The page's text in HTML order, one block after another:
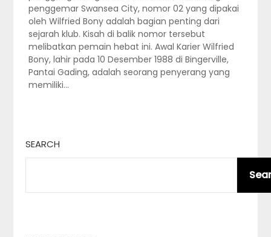
penggemar Swansea City, nomor 02 yang dipakai
oleh Wilfried Bony adalah bagian penting dari
sejarah klub. Kisah di balik nomor tersebut
melibatkan pemain hebat ini. Awal Karier Wilfried
Bony, lahir pada 10 Desember 1988 di Bingerville,
Pantai Gading, adalah seorang penyerang yang
memiliki…
SEARCH